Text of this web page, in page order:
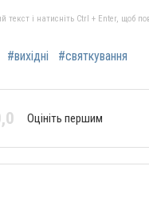
текст і натисніть Ctrl + Enter, щоб
#вихідні #святкування
Оцініть першим